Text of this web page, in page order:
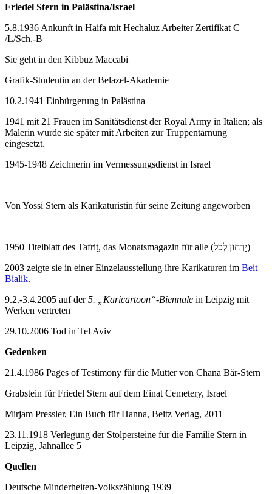
Friedel Stern in Palästina/Israel
5.8.1936 Ankunft in Haifa mit Hechaluz Arbeiter Zertifikat C
/L/Sch.-B
Sie geht in den Kibbuz Maccabi
Grafik-Studentin an der Belazel-Akademie
10.2.1941 Einbürgerung in Palästina
1941 mit 21 Frauen im Sanitätsdienst der Royal Army in Italien; als
Malerin wurde sie später mit Arbeiten zur Truppentarnung
eingesetzt.
1945-1948 Zeichnerin im Vermessungsdienst in Israel
Von Yossi Stern als Karikaturistin für seine Zeitung angeworben
1950 Titelblatt des Tafriṭ, das Monatsmagazin für alle (יַרְחוֹן לְכֹל)
2003 zeigte sie in einer Einzelausstellung ihre Karikaturen im Beit
Bialik.
9.2.-3.4.2005 auf der5. „Karicartoon“-Biennale in Leipzig mit
Werken vertreten
29.10.2006 Tod in Tel Aviv
Gedenken
21.4.1986 Pages of Testimony für die Mutter von Chana Bär-Stern
Grabstein für Friedel Stern auf dem Einat Cemetery, Israel
Mirjam Pressler, Ein Buch für Hanna, Beitz Verlag, 2011
23.11.1918 Verlegung der Stolpersteine für die Familie Stern in
Leipzig, Jahnallee 5
Quellen
Deutsche Minderheiten-Volkszählung 1939